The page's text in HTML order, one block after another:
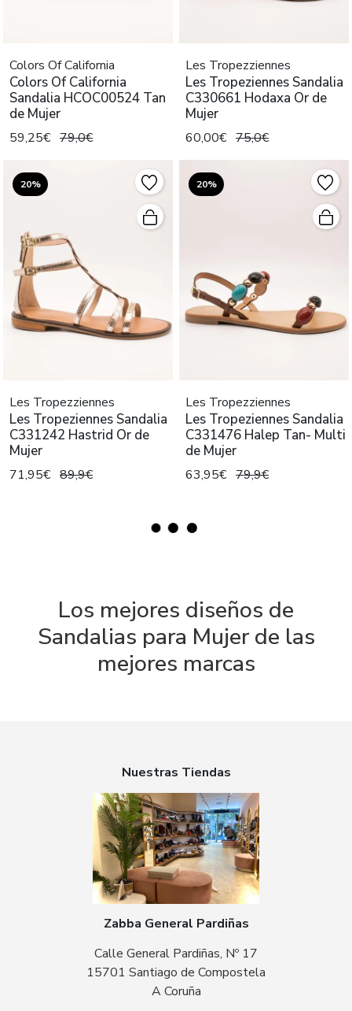
Colors Of California
Colors Of California
Sandalia HCOC00524 Tan
de Mujer
59,25€ 79,0€
Les Tropezziennes
Les Tropeziennes Sandalia
C330661 Hodaxa Or de
Mujer
60,00€ 75,0€
20%
Les Tropezziennes
Les Tropeziennes Sandalia
C331242 Hastrid Or de
Mujer
71,95€ 89,9€
20%
Les Tropezziennes
Les Tropeziennes Sandalia
C331476 Halep Tan- Multi
de Mujer
63,95€ 79,9€
Los mejores diseños de
Sandalias para Mujer de las
mejores marcas
Nuestras Tiendas
Zabba General Pardiñas
Calle General Pardiñas, Nº 17
15701 Santiago de Compostela
A Coruña